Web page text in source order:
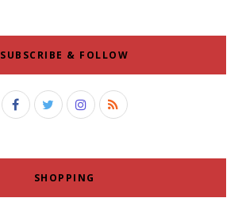
SUBSCRIBE & FOLLOW
SHOPPING